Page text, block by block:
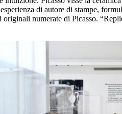
di autore di stampe,
numerate di Picasso.